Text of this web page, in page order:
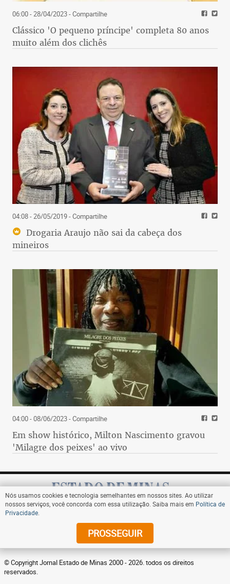
06:00 - 28/04/2023- Compartilhe
Clássico 'O pequeno príncipe' completa 80 anos
muito além dos clichês
04:08 - 26/05/2019- Compartilhe
Drogaria Araujo não sai da cabeça dos
mineiros
04:00 - 08/06/2023- Compartilhe
Em show histórico, Milton Nascimento gravou
'Milagre dos peixes' ao vivo
Assine
© Copyright Jornal Estado de Minas 2000 - 2026. todos os direitos
reservados.
Nós usamos cookies e tecnologia semelhantes em nossos sites. Ao utilizar
nossos serviços, você concorda com essa utilização. Saiba mais em Política de
Privacidade
PROSSEGUIR